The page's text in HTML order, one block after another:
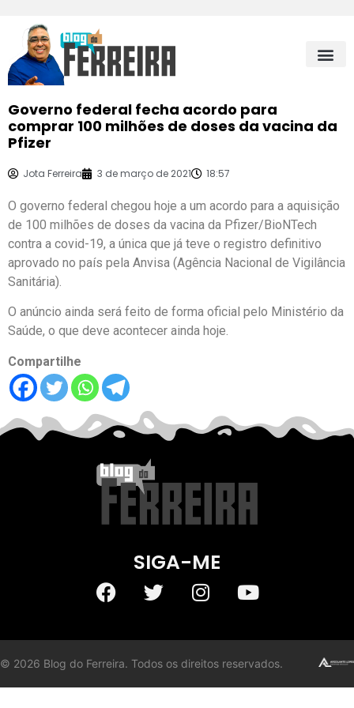
Governo federal fecha acordo para
comprar 100 milhões de doses da vacina da
Pfizer
Jota Ferreira 3 de março de 2021 18:57
O governo federal chegou hoje a um acordo para a aquisição
de 100 milhões de doses da vacina da Pfizer/BioNTech
contra a covid-19, a única que já teve o registro definitivo
aprovado no país pela Anvisa (Agência Nacional de Vigilância
Sanitária).
O anúncio ainda será feito de forma oficial pelo Ministério da
Saúde, o que deve acontecer ainda hoje.
Compartilhe
SIGA-ME
© 2026 Blog do Ferreira. Todos os direitos reservados.